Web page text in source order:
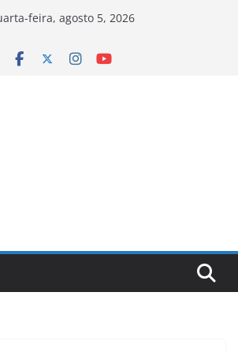
feira, agosto 5, 2026